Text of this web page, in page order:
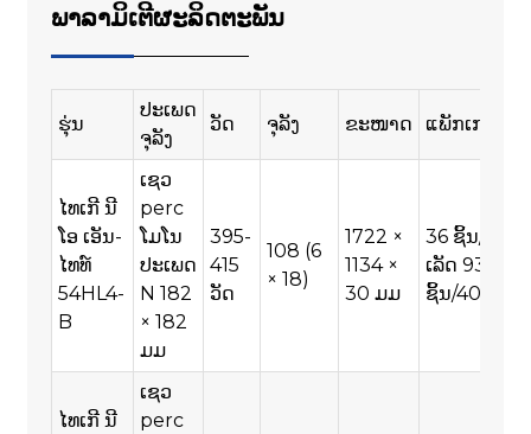
ພາລາມິເຕີຜະລິດຕະພັນ
ຮຸ່ນ
ປະເພດ
ຈຸລັງ
ວັດ ຈຸລັງ ຂະໜາດ ແພັກເກດ
ໄທເກີ ນີ
ໂອ ເອັນ-
ໄທທ໌
54HL4-
B
ເຊວ
perc
ໂມໂນ
ປະເພດ
N 182
× 182
ມມ
395-
415
ວັດ
108 (6
× 18)
1722 ×
1134 ×
30 ມມ
36 ຊິ້ນ/ພາ
ເລັດ 936
ຊິ້ນ/40HQ
ໄທເກີ ນີ
ເຊວ
perc